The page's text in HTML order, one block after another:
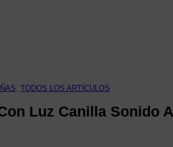
TODOS LOS ARTÍCULOS
Luz Canilla Sonido